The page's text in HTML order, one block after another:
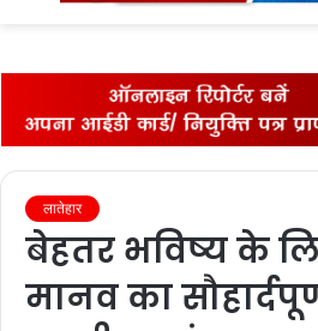
लातेहार
बेहतर भविष्‍य के
मानव का